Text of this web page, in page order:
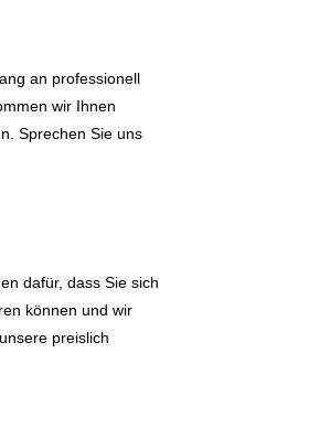
an professionell
wir Ihnen
Sprechen Sie uns
dafür, dass Sie sich
können und wir
preislich